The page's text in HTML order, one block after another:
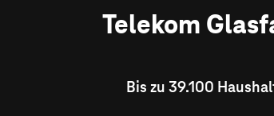
Telekom
Bis zu 39.100